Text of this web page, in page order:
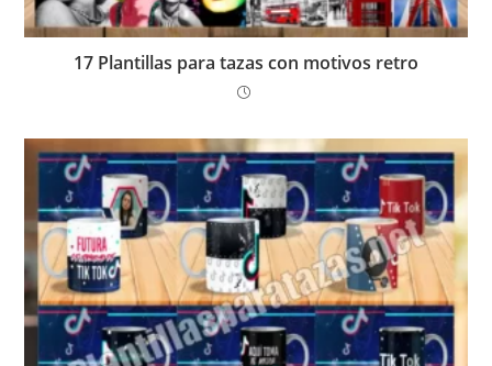
17 Plantillas para tazas con motivos retro